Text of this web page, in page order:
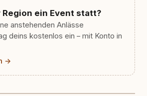
ein Event statt?
anstehenden Anlässe
deins kostenlos ein – mit Konto in
→